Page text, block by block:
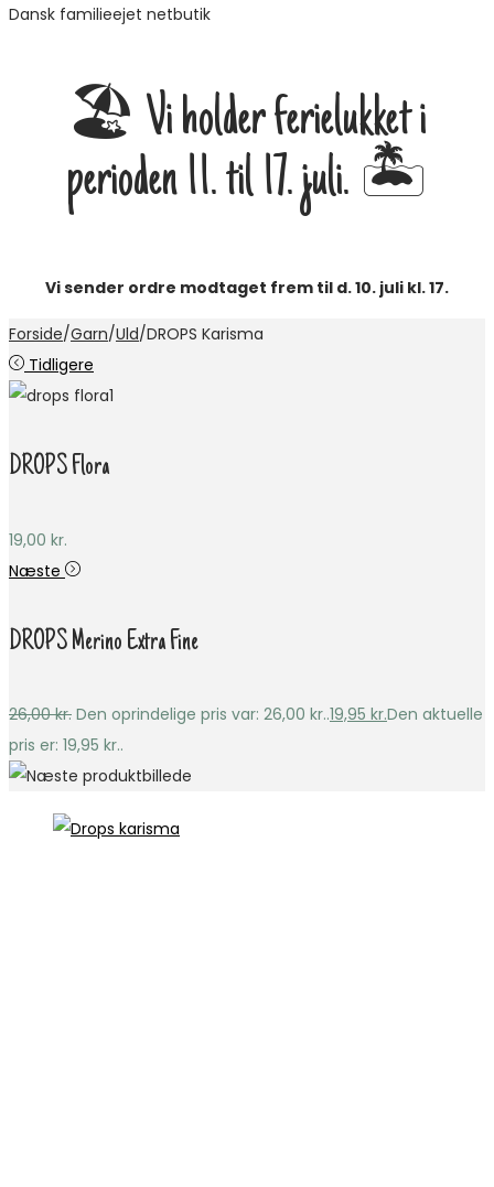
Dansk familieejet netbutik
🏖️ Vi holder ferielukket i
perioden 11. til 17. juli. 🏝️
Vi sender ordre modtaget frem til d. 10. juli kl. 17.
Forside/Garn/Uld/DROPS Karisma
Tidligere
DROPS Flora
19,00 kr.
Næste
DROPS Merino Extra Fine
26,00kr. Den oprindelige pris var: 26,00 kr..19,95 kr.Den aktuelle
pris er: 19,95 kr..